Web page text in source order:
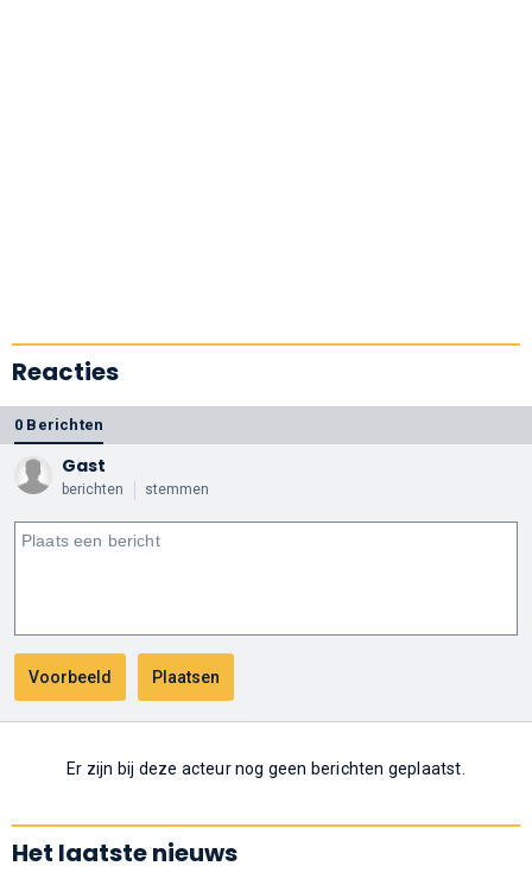
Reacties
0 Berichten
Gast
berichten stemmen
Er zijn bij deze acteur nog geen berichten geplaatst.
Het laatste nieuws